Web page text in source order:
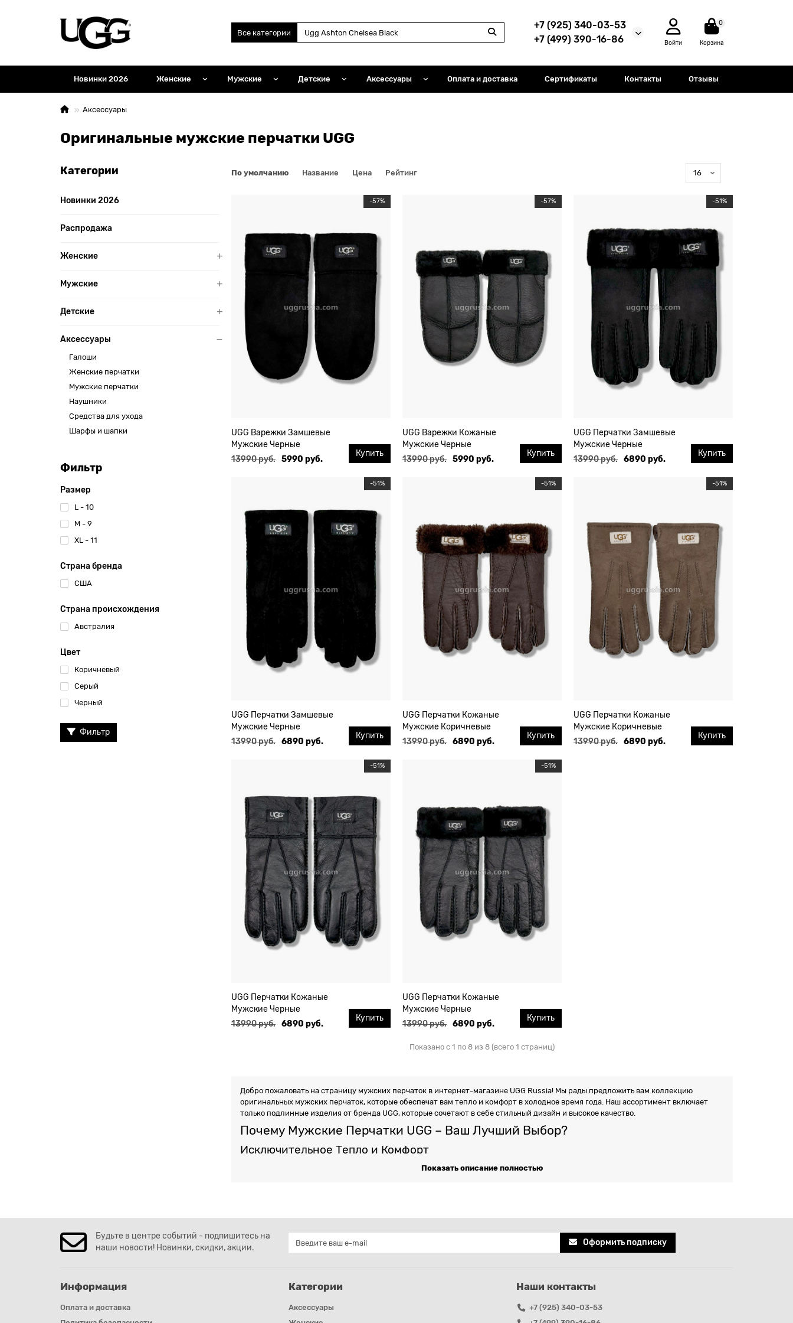
Все категории
+7 (925) 340-03-53
+7 (499) 390-16-86
Войти
0
Корзина
Новинки 2026 Женские Мужские Детские Аксессуары Оплата и доставка Сертификаты Контакты Отзывы
Аксессуары
Оригинальные мужские перчатки UGG
Категории
Новинки 2026
Распродажа
Женские
Мужские
Детские
Аксессуары
Галоши
Женские перчатки
Мужские перчатки
Наушники
Средства для ухода
Шарфы и шапки
Фильтр
Размер
L - 10
M - 9
XL - 11
Страна бренда
США
Страна происхождения
Австралия
Цвет
Коричневый
Серый
Черный
Фильтр
По умолчанию Название Цена Рейтинг
-57%
UGG Варежки Замшевые
Мужские Черные
13990 руб. 5990 руб.
Купить
-57%
UGG Варежки Кожаные
Мужские Черные
13990 руб. 5990 руб.
Купить
-51%
UGG Перчатки Замшевые
Мужские Черные
13990 руб. 6890 руб.
Купить
-51%
UGG Перчатки Замшевые
Мужские Черные
13990 руб. 6890 руб.
Купить
-51%
UGG Перчатки Кожаные
Мужские Коричневые
13990 руб. 6890 руб.
Купить
-51%
UGG Перчатки Кожаные
Мужские Коричневые
13990 руб. 6890 руб.
Купить
-51%
UGG Перчатки Кожаные
Мужские Черные
13990 руб. 6890 руб.
Купить
-51%
UGG Перчатки Кожаные
Мужские Черные
13990 руб. 6890 руб.
Купить
Показано с 1 по 8 из 8 (всего 1 страниц)
Добро пожаловать на страницу мужских перчаток в интернет-магазине UGG Russia! Мы рады предложить вам коллекцию
оригинальных мужских перчаток, которые обеспечат вам тепло и комфорт в холодное время года. Наш ассортимент включает
только подлинные изделия от бренда UGG, которые сочетают в себе стильный дизайн и высокое качество.
Почему Мужские Перчатки UGG – Ваш Лучший Выбор?
Исключительное Тепло и Комфорт
Перчатки UGG изготовлены из натуральных материалов, таких как овчина и шерсть, которые обеспечивают превосходную
предлагаем разнообразные варианты, от классических однотонных моделей до более современных и стильных решений. Вы
легко найдете перчатки, которые идеально дополнят ваш зимний гардероб.
Перчатки UGG созданы для долговременного использования. Используемые материалы и технологии производства
правдой не один сезон.
Показать описание полностью
Показать описание полностью
Будьте в центре событий - подпишитесь на
наши новости! Новинки, скидки, акции.
Оформить подписку
Информация
Оплата и доставка
Категории
Аксессуары
Наши контакты
+7 (925) 340-03-53